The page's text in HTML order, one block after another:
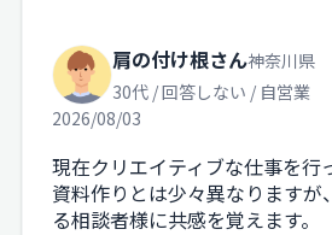
肩の付け根さん神奈川県
30代 / 回答しない / 自営業
2026/08/03
現在クリエイティブな仕事を行
資料作りとは少々異なりますが
る相談者様に共感を覚えます。